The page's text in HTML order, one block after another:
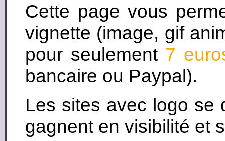
Cette page vous
vignette (image, gif
pour seulement 7
bancaire ou Paypal).
Les sites avec logo se
gagnent en visibilité et